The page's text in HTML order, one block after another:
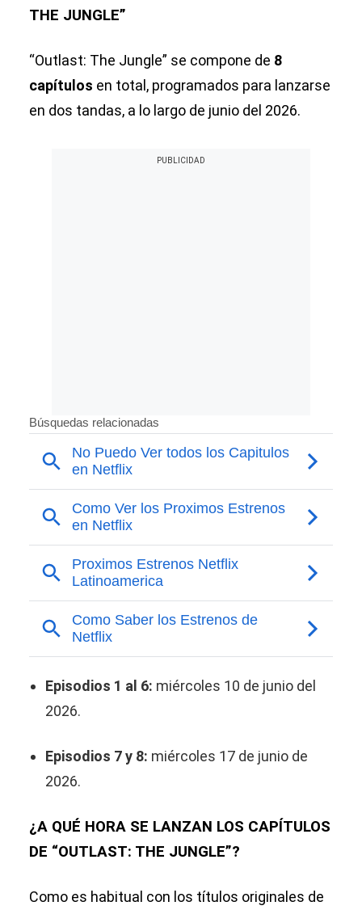
THE JUNGLE”
“Outlast: The Jungle” se compone de 8
capítulos en total, programados para lanzarse
en dos tandas, a lo largo de junio del 2026.
Episodios 1 al 6: miércoles 10 de junio del
2026.
Episodios 7 y 8: miércoles 17 de junio de
2026.
¿A QUÉ HORA SE LANZAN LOS CAPÍTULOS
DE “OUTLAST: THE JUNGLE”?
Como es habitual con los títulos originales de